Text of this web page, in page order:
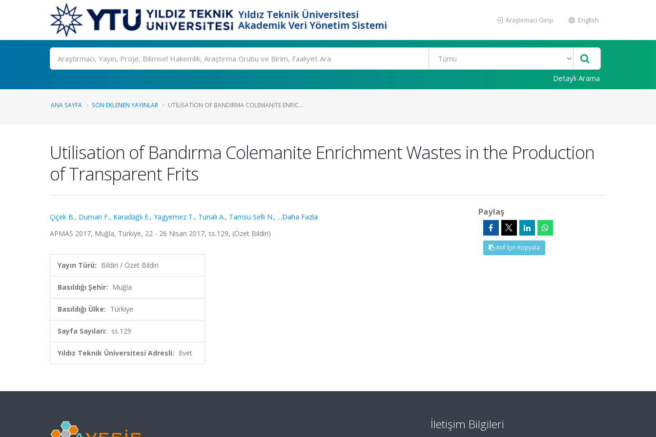
Yıldız Teknik Üniversitesi
Akademik Veri Yönetim Sistemi
Araştırmacı Girişi English
Ara
Detaylı Arama
ANA SAYFA SON EKLENEN YAYINLAR UTILISATION OF BANDIRMA COLEMANITE ENRIC...
Utilisation of Bandırma Colemanite Enrichment Wastes in the Production
of Transparent Frits
Çiçek B., Duman F., Karadağlı E., Yagyemez T., Tunalı A., Tamsu Selli N., ...Daha Fazla
APMAS 2017, Muğla, Türkiye, 22 - 26 Nisan 2017, ss.129, (Özet Bildiri)
Yayın Türü: Bildiri / Özet Bildiri
Basıldığı Şehir: Muğla
Basıldığı Ülke: Türkiye
Sayfa Sayıları: ss.129
Yıldız Teknik Üniversitesi Adresli: Evet
Paylaş
Atıf İçin Kopyala
İletişim Bilgileri